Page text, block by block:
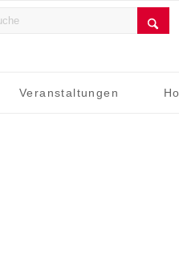
Veranstaltungen